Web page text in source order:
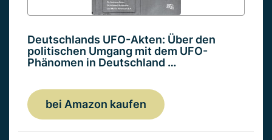
Deutschlands UFO-Akten: Über den
politischen Umgang mit dem UFO-
Phänomen in Deutschland …
bei Amazon kaufen